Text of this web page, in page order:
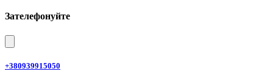
Зателефонуйте
+380939915050